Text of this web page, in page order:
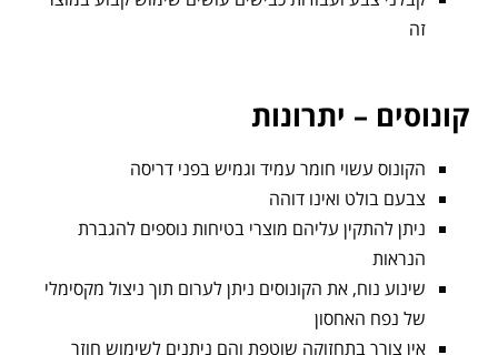
זה
קונוסים – יתרונות
הקונוס עשוי חומר עמיד וגמיש בפני דריסה
צבעם בולט ואינו דוהה
ניתן להתקין עליהם מוצרי בטיחות נוספים להגברת
הנראות
שינוע נוח, את הקונוסים ניתן לערום תוך ניצול מקסימלי
של נפח האחסון
אין צורך בתחזוקה שוטפת והם ניתנים לשימוש חוזר